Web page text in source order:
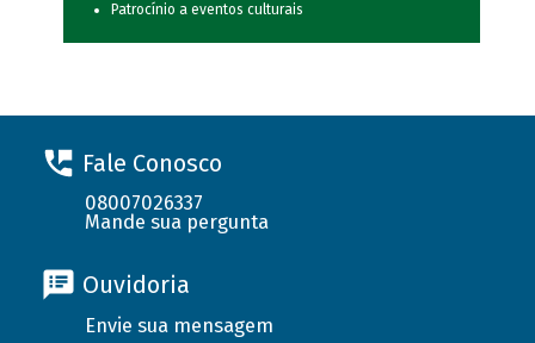
Patrocínio a eventos culturais
Fale Conosco
08007026337
Mande sua pergunta
Ouvidoria
Envie sua mensagem